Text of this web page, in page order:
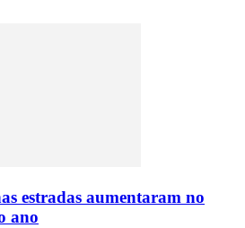
estradas aumentaram no
ano